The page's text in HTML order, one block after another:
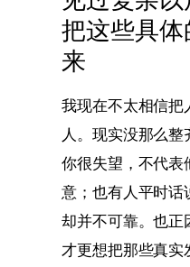
把这些具
来
我现在不太相信
人。现实没那么
你很失望，不代
意；也有人平时话
却并不可靠。也
才更想把那些真